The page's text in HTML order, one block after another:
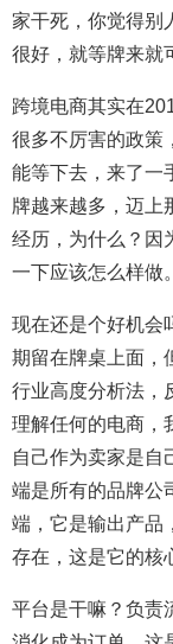
家干死，你觉得别
很好，就等牌来就
跨境电商其实在
很多不厉害的政策
能等下去，来了一
牌越来越多，迈上
经历，为什么？因
一下应该怎么样做。
现在还是个好机会
期留在牌桌上面，
行业高度分析法，
理解任何的电商，
自己作为卖家是自
端是所有的品牌公
端，它是输出产品
存在，这是它的核
平台是干嘛？负责